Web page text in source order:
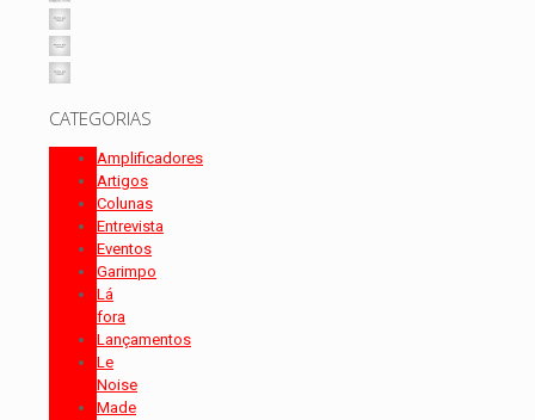
CATEGORIAS
Amplificadores
Artigos
Colunas
Entrevista
Eventos
Garimpo
Lá
fora
Lançamentos
Le
Noise
Made